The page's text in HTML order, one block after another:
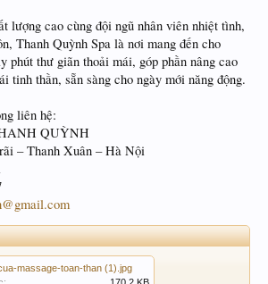
lượng cao cùng đội ngũ nhân viên nhiệt tình,
Thanh Quỳnh Spa là nơi mang đến cho
phút thư giãn thoải mái, góp phần nâng cao
tinh thần, sẵn sàng cho ngày mới năng động.
liên hệ:
QUỲNH
– Thanh Xuân – Hà Nội
massage-toan-than (1).jpg